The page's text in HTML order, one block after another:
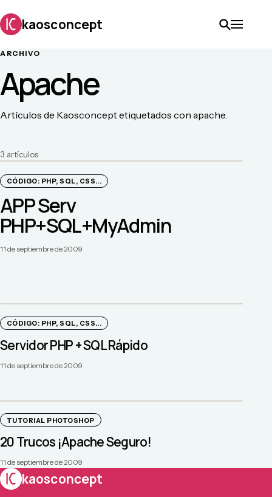
kaosconcept
ARCHIVO
Apache
Artículos de Kaosconcept etiquetados con apache.
3 artículos
CÓDIGO: PHP, SQL, CSS...
APP Serv
PHP+SQL+MyAdmin
11 de septiembre de 2009
CÓDIGO: PHP, SQL, CSS...
Servidor PHP + SQL Rápido
11 de septiembre de 2009
TUTORIAL PHOTOSHOP
20 Trucos ¡Apache Seguro!
11 de septiembre de 2009
kaosconcept